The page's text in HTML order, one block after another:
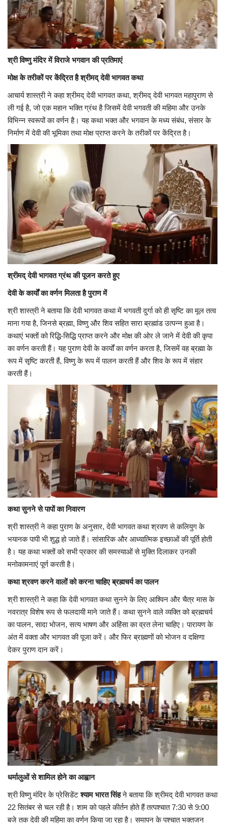
श्री विष्णु मंदिर में विराजे भगवान की प्रतिमाएं
मोक्ष के तरीकों पर केंद्रित है श्रीमद् देवी भागवत कथा
आचार्य शास्त्री ने कहा श्रीमद् देवी भागवत कथा, श्रीमद् देवी भागवत महापुराण से
ली गई है, जो एक महान भक्ति ग्रंथ है जिसमें देवी भगवती की महिमा और उनके
विभिन्न स्वरूपों का वर्णन है। यह कथा भक्त और भगवान के मध्य संबंध, संसार के
निर्माण में देवी की भूमिका तथा मोक्ष प्राप्त करने के तरीकों पर केंद्रित है।
श्रीमद् देवी भागवत ग्रंथ की पूजन करते हुए
देवी के कार्यों का वर्णन मिलता है पुराण में
श्री शास्त्री ने बताया कि देवी भागवत कथा में भगवती दुर्गा को ही सृष्टि का मूल तत्व
माना गया है, जिनसे ब्रह्मा, विष्णु और शिव सहित सारा ब्रह्मांड उत्पन्न हुआ है।
कथाएं भक्तों को रिद्धि-सिद्धि प्राप्त करने और मोक्ष की ओर ले जाने में देवी की कृपा
का वर्णन करती हैं। यह पुराण देवी के कार्यों का वर्णन करता है, जिसमें वह ब्रह्मा के
रूप में सृष्टि करती हैं, विष्णु के रूप में पालन करती हैं और शिव के रूप में संहार
करती हैं।
कथा सुनने से पापों का निवारण
श्री शास्त्री ने कहा पुराण के अनुसार, देवी भागवत कथा श्रवण से कलियुग के
भयानक पापी भी शुद्ध हो जाते हैं। सांसारिक और आध्यात्मिक इच्छाओं की पूर्ति होती
है। यह कथा भक्तों को सभी प्रकार की समस्याओं से मुक्ति दिलाकर उनकी
मनोकामनाएं पूर्ण करती है।
कथा श्रवण करने वालों को करना चाहिए ब्रह्मचर्य का पालन
श्री शास्त्री ने कहा कि देवी भागवत कथा सुनने के लिए आश्विन और चैत्र मास के
नवरात्र विशेष रूप से फलदायी माने जाते हैं। कथा सुनने वाले व्यक्ति को ब्रह्मचर्य
का पालन, सादा भोजन, सत्य भाषण और अहिंसा का व्रत लेना चाहिए। पारायण के
अंत में वक्ता और भागवत की पूजा करें। और फिर ब्राह्मणों को भोजन व दक्षिणा
देकर पुराण दान करें।
धर्मालुओं से शामिल होने का आह्वान
श्री विष्णु मंदिर के प्रेसिडेंटश्याम भारत सिंहने बताया कि श्रीमद् देवी भागवत कथा
22 सितंबर से चल रही है। शाम को पहले कीर्तन होते हैं तत्पश्चात 7:30 से 9:00
बजे तक देवी की महिमा का वर्णन किया जा रहा है। समापन के पश्चात भक्तजन